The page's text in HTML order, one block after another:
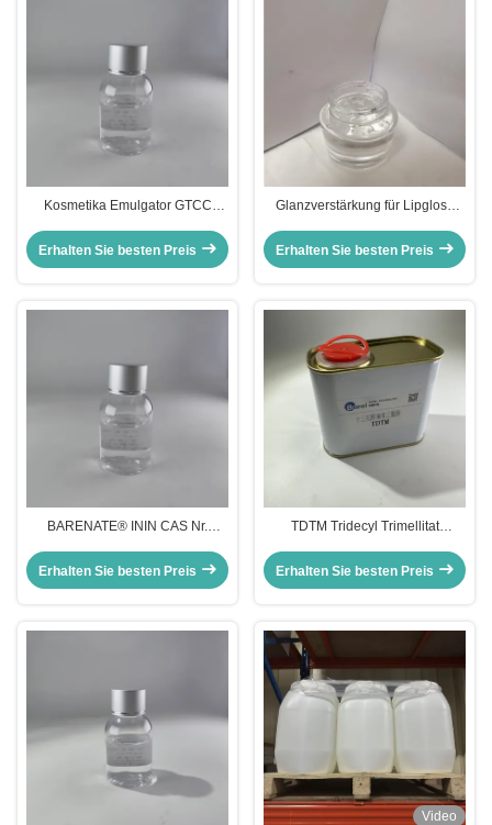
Kosmetika Emulgator GTCC
hochreines Emolliens
Erhalten Sie besten Preis
Glanzverstärkung für Lipgloss
9003-27-4 Kernfunktionen
Rissbeständigkeit
Erhalten Sie besten Preis
BARENATE® ININ CAS Nr.
zur Stabilität der Formulierung
Erhalten Sie besten Preis
TDTM Tridecyl Trimellitat
hochwertige Hautpflege-
Erhalten Sie besten Preis
Video